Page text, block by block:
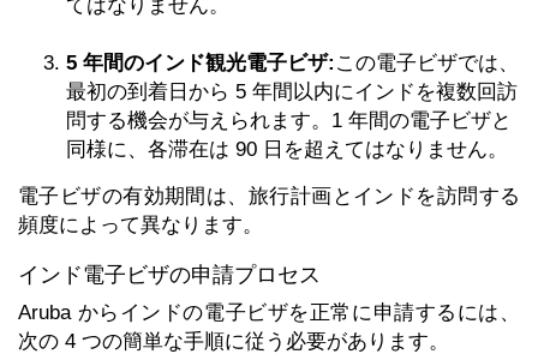
てはなりません。
5 年間のインド観光電子ビザ: この電子ビザでは、
最初の到着日から 5 年間以内にインドを複数回訪
問する機会が与えられます。1 年間の電子ビザと
同様に、各滞在は 90 日を超えてはなりません。
電子ビザの有効期間は、旅行計画とインドを訪問する
頻度によって異なります。
インド電子ビザの申請プロセス
Aruba からインドの電子ビザを正常に申請するには、
次の 4 つの簡単な手順に従う必要があります。